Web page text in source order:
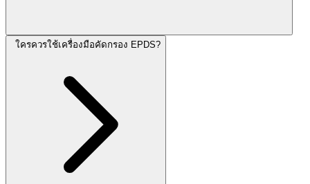
ใครควรใช้เครื่องมือคัดกรอง EPDS?